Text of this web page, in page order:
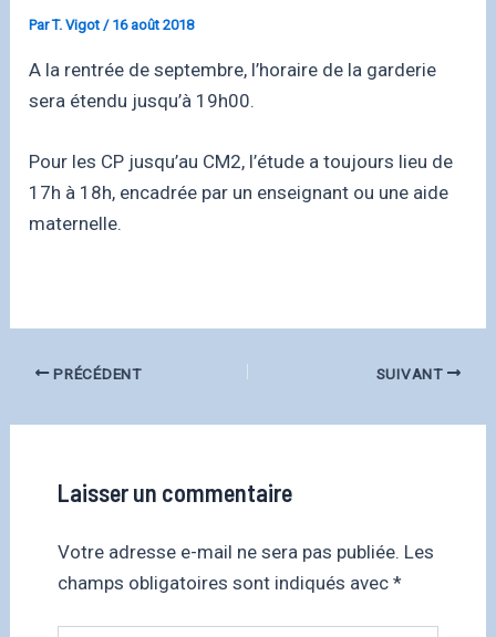
ParT. Vigot/ 16 août 2018
A la rentrée de septembre, l’horaire de la garderie
sera étendu jusqu’à 19h00.
Pour les CP jusqu’au CM2, l’étude a toujours lieu de
17h à 18h, encadrée par un enseignant ou une aide
maternelle.
PRÉCÉDENT SUIVANT
Laisser un commentaire
Votre adresse e-mail ne sera pas publiée. Les
champs obligatoires sont indiqués avec *